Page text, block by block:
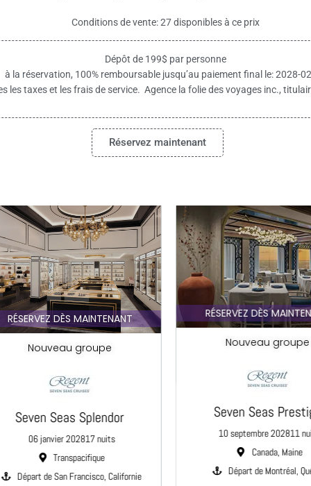
Conditions de vente: 27 disponibles à ce prix
Dépôt de 199$ par personne
à la réservation, 100% remboursable jusqu’au paiement final le: 2028-
les taxes et les frais de service. Agence la folie des voyages inc.,
Réservez maintenant
RÉSERVEZ DÈS MAINTENANT
Nouveau groupe
Seven Seas Splendor
06 janvier 202817 nuits
Transpacifique
Départ de San Francisco, Californie
RÉSERVEZ DÈS
Nouveau groupe
Seven Seas
10 septembre 202811
Canada, Maine
Départ de Montréal,